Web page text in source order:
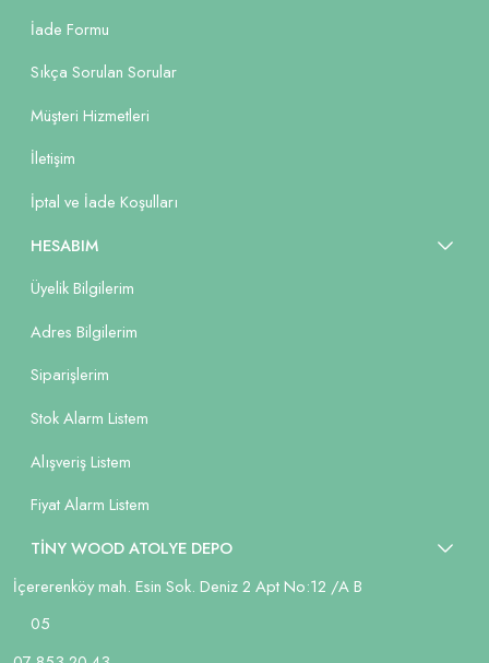
İade Formu
Sıkça Sorulan Sorular
Müşteri Hizmetleri
İletişim
İptal ve İade Koşulları
HESABIM
Üyelik Bilgilerim
Adres Bilgilerim
Siparişlerim
Stok Alarm Listem
Alışveriş Listem
Fiyat Alarm Listem
TİNY WOOD ATOLYE DEPO
İçererenköy mah. Esin Sok. Deniz 2 Apt No:12 /A B
05